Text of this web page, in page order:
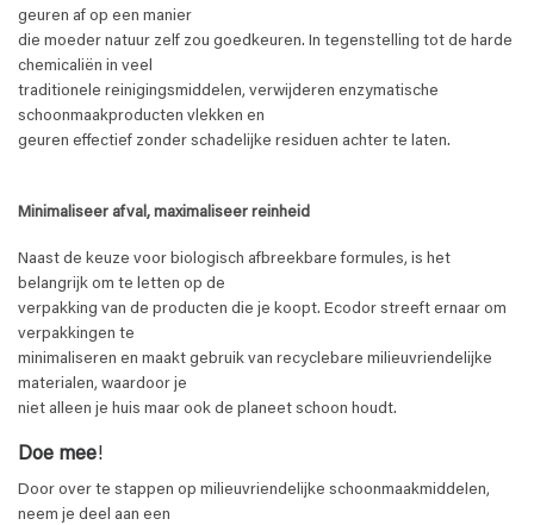
geuren af op een manier
die moeder natuur zelf zou goedkeuren. In tegenstelling tot de harde
chemicaliën in veel
traditionele reinigingsmiddelen, verwijderen enzymatische
schoonmaakproducten vlekken en
geuren effectief zonder schadelijke residuen achter te laten.
Minimaliseer afval, maximaliseer reinheid
Naast de keuze voor biologisch afbreekbare formules, is het
belangrijk om te letten op de
verpakking van de producten die je koopt. Ecodor streeft ernaar om
verpakkingen te
minimaliseren en maakt gebruik van recyclebare milieuvriendelijke
materialen, waardoor je
niet alleen je huis maar ook de planeet schoon houdt.
Doe mee!
Door over te stappen op milieuvriendelijke schoonmaakmiddelen,
neem je deel aan een